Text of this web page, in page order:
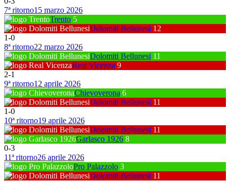
7ª ritorno15 marzo 2026
Trento 5
Dolomiti Bellunesi 12
1-0
8ª ritorno22 marzo 2026
Dolomiti Bellunesi 11
Real Vicenza 9
2-1
9ª ritorno12 aprile 2026
Chievoverona 6
Dolomiti Bellunesi 11
1-0
10ª ritorno19 aprile 2026
Dolomiti Bellunesi 11
Garlasco 1926 8
0-3
11ª ritorno26 aprile 2026
Pro Palazzolo 3
Dolomiti Bellunesi 11